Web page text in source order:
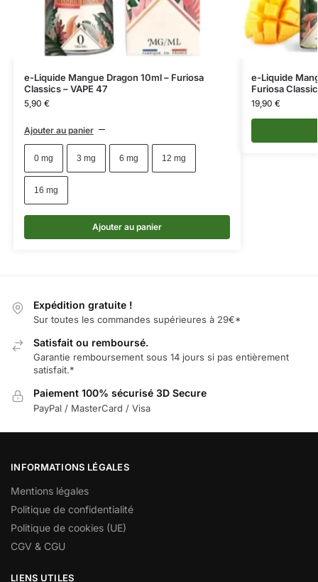
e-Liquide Mangue Dragon 10ml – Furiosa
Classics – VAPE 47
5,90 €
Ajouter au panier
0 mg 3 mg 6 mg 12 mg
16 mg
Ajouter au panier
e-Liquide
Furiosa
19,90 €
Expédition gratuite !
Sur toutes les commandes supérieures à 29€*
Satisfait ou remboursé.
Garantie remboursement sous 14 jours si pas entièrement
satisfait.*
Paiement 100% sécurisé 3D Secure
PayPal / MasterCard / Visa
INFORMATIONS LÉGALES
Mentions légales
Politique de confidentialité
Politique de cookies (UE)
CGV & CGU
LIENS UTILES